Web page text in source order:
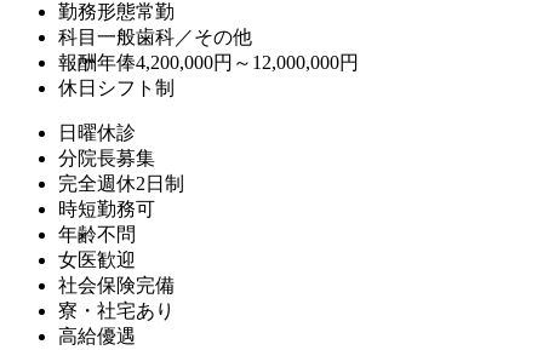
勤務形態常勤
科目 一般歯科／その他
報酬年俸4,200,000円～12,000,000円
休日 シフト制
日曜休診
分院長募集
完全週休2日制
時短勤務可
年齢不問
女医歓迎
社会保険完備
寮・社宅あり
高給優遇